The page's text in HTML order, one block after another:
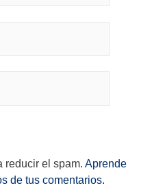
reducir el spam. Aprende
de tus comentarios.